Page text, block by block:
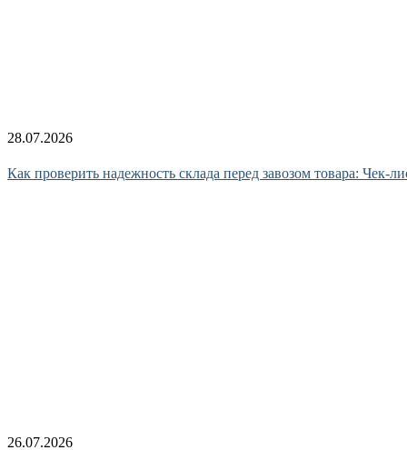
28.07.2026
Как проверить надежность склада перед завозом товара: Чек-
26.07.2026